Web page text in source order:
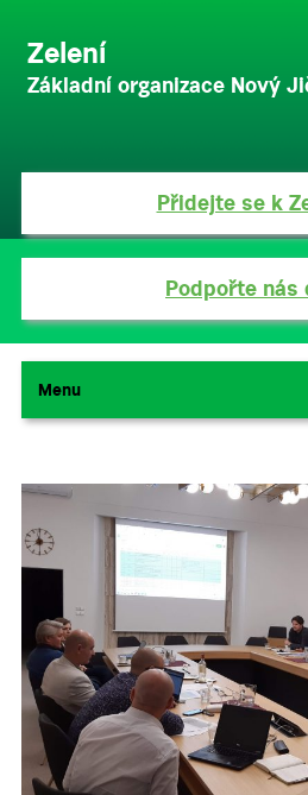
Zelení
Základní organizace Nový
Přidejte se k
Podpořte nás
Menu